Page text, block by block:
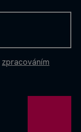
zpracováním